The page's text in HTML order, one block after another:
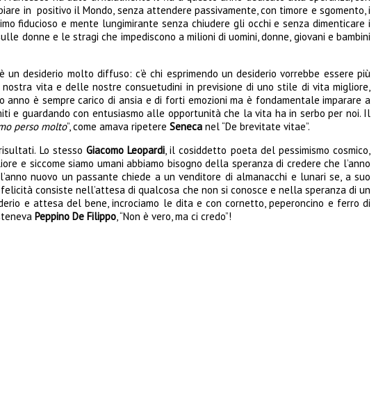
in positivo il Mondo, senza attendere passivamente, con timore e sgomento, i
fiducioso e mente lungimirante senza chiudere gli occhi e senza dimenticare i
donne e le stragi che impediscono a milioni di uomini, donne, giovani e bambini
desiderio molto diffuso: c’è chi esprimendo un desiderio vorrebbe essere più
vita e delle nostre consuetudini in previsione di uno stile di vita migliore,
è sempre carico di ansia e di forti emozioni ma è fondamentale imparare a
e guardando con entusiasmo alle opportunità che la vita ha in serbo per noi. Il
perso molto”, come amava ripetere Seneca nel “De brevitate vitae”.
Lo stesso Giacomo Leopardi, il cosiddetto poeta del pessimismo cosmico,
e siccome siamo umani abbiamo bisogno della speranza di credere che l’anno
nuovo un passante chiede a un venditore di almanacchi e lunari se, a suo
consiste nell’attesa di qualcosa che non si conosce e nella speranza di un
e attesa del bene, incrociamo le dita e con cornetto, peperoncino e ferro di
Peppino De Filippo, “Non è vero, ma ci credo”!